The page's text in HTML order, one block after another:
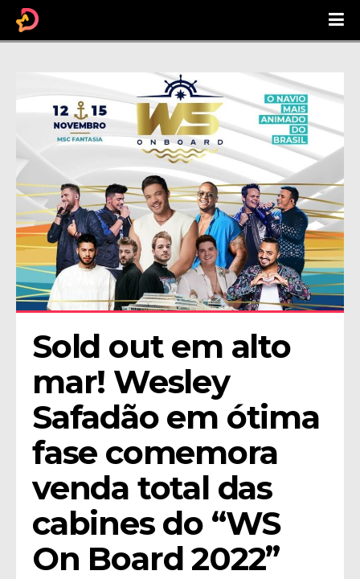
Sold out em alto
mar! Wesley
Safadão em ótima
fase comemora
venda total das
cabines do “WS
On Board 2022”